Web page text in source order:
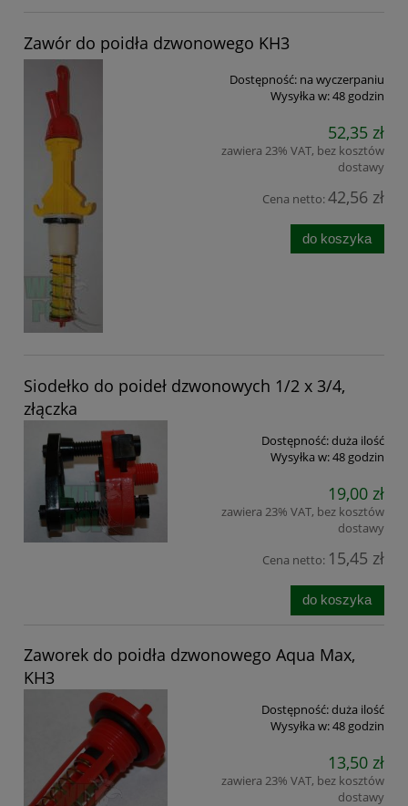
Zawór do poidła dzwonowego KH3
Dostępność: na wyczerpaniu
Wysyłka w:48 godzin
52,35 zł
zawiera 23% VAT, bez kosztów
dostawy
Cena netto:42,56 zł
do koszyka
Siodełko do poideł dzwonowych 1/2 x 3/4,
złączka
Dostępność:duża ilość
Wysyłka w:48 godzin
19,00 zł
zawiera 23% VAT, bez kosztów
dostawy
Cena netto: 15,45 zł
do koszyka
Zaworek do poidła dzwonowego Aqua Max,
KH3
Dostępność:duża ilość
Wysyłka w:48 godzin
13,50 zł
zawiera 23% VAT, bez kosztów
dostawy